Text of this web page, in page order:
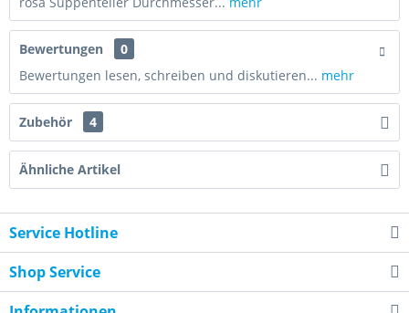
Bewertungen
0
Bewertungen lesen, schreiben und diskutieren... mehr
Zubehör 4
Ähnliche Artikel
Service Hotline
Shop Service